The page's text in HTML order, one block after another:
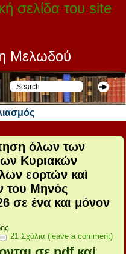
σελίδα του site
Μελωδού
όλων των
Κυριακών
εορτών καὶ
του Μηνός
σε ένα και μόνον
21 Σχόλια (leave a comment)